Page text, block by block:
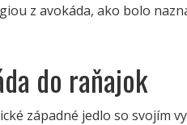
z avokáda, ako bolo
do raňajok
západné jedlo so svojím